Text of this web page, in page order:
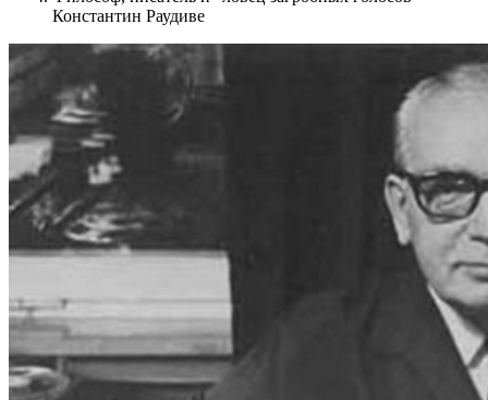
Константин Раудиве